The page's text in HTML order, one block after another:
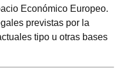
Económico Europeo.
previstas por la
tipo u otras bases